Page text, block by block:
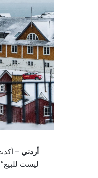
أردني –
ليست